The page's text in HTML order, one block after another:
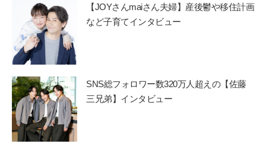
【JOYさんmaiさん夫婦】産後鬱や移住計画
など子育てインタビュー
SNS総フォロワー数320万人超えの【佐藤
三兄弟】インタビュー